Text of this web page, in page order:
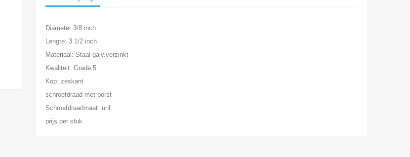
Diameter 3/8 inch
Lengte: 3 1/2 inch
Materiaal: Staal galv.verzinkt
Kwaliteit: Grade 5
Kop: zeskant
schroefdraad met borst
Schroefdraadmaat: unf
prijs per stuk